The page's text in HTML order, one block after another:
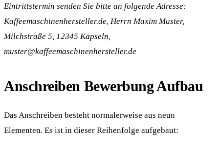
Eintrittstermin senden Sie bitte an folgende Adresse:
Kaffeemaschinenhersteller.de, Herrn Maxim Muster,
Milchstraße 5, 12345 Kapseln,
muster@kaffeemaschinenhersteller.de
Anschreiben Bewerbung Aufbau
Das Anschreiben besteht normalerweise aus neun
Elementen. Es ist in dieser Reihenfolge aufgebaut: